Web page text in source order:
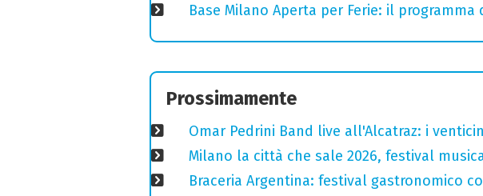
Base Milano Aperta per Ferie: il
Prossimamente
Omar Pedrini Band live all'Alcatraz: i
Milano la città che sale 2026, festival
Braceria Argentina: festival gastronomico